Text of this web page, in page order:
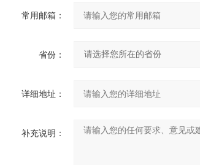
常用邮箱：
省份：
详细地址：
补充说明：